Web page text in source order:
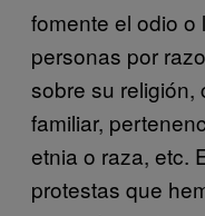
fomente el odio o
personas por
sobre su religión,
familiar,
etnia o raza, etc.
protestas que